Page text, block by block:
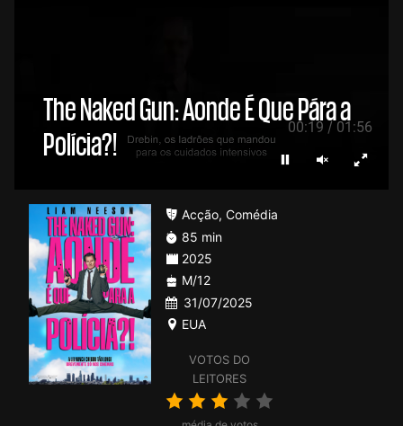
00:19 / 01:56
PararLigar som
Ecrã
The Naked Gun: Aonde É Que Pára a
Polícia?!
VOTOS DO
LEITORES
Acção, Comédia
85 min
2025
M/12
31/07/2025
EUA